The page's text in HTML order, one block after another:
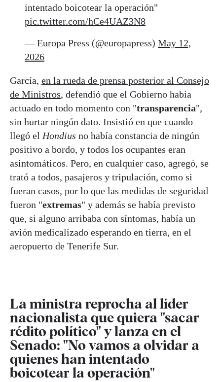
intentado boicotear la operación"
pic.twitter.com/hCe4UAZ3N8
— Europa Press (@europapress) May 12,
2026
García, en la rueda de prensa posterior al Consejo
de Ministros, defendió que el Gobierno había
actuado en todo momento con "transparencia",
sin hurtar ningún dato. Insistió en que cuando
llegó el Hondius no había constancia de ningún
positivo a bordo, y todos los ocupantes eran
asintomáticos. Pero, en cualquier caso, agregó, se
trató a todos, pasajeros y tripulación, como si
fueran casos, por lo que las medidas de seguridad
fueron "extremas" y además se había previsto
que, si alguno arribaba con síntomas, había un
avión medicalizado esperando en tierra, en el
aeropuerto de Tenerife Sur.
La ministra reprocha al líder
nacionalista que quiera "sacar
rédito político" y lanza en el
Senado: "No vamos a olvidar a
quienes han intentado
boicotear la operación"